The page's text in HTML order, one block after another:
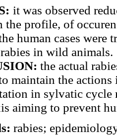
it was observed
the profile, of
human cases were
in wild animals.
the actual
maintain the
in sylvatic cycle
aiming to prevent
rabies;